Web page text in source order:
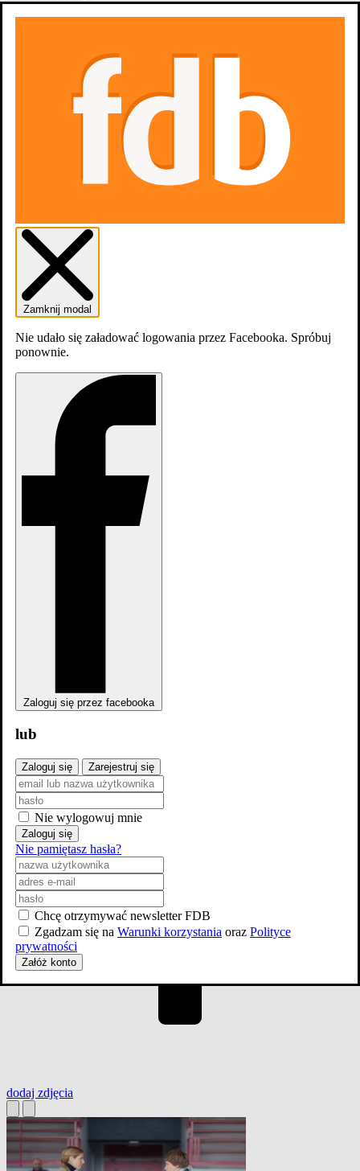
dodaj zdjęcia
Zamknij modal
Nie udało się załadować logowania przez Facebooka. Spróbuj
ponownie.
Zaloguj się przez facebooka
lub
Zaloguj się Zarejestruj się
Nie wylogowuj mnie
Zaloguj się
Nie pamiętasz hasła?
Chcę otrzymywać newsletter FDB
Zgadzam się na Warunki korzystania oraz Polityce
prywatności
Załóż konto